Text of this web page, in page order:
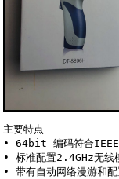
主要特点
• 64bit 编码符合
• 标准配置2.4GHz无线
• 带有自动网络漫游和